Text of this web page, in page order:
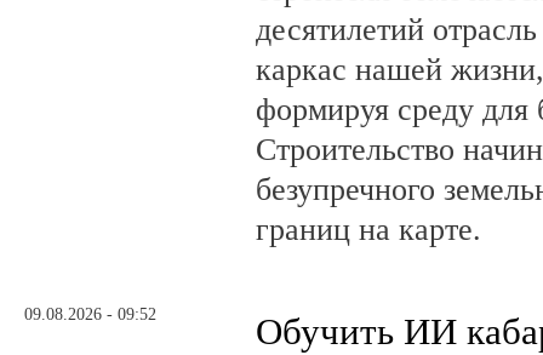
десятилетий
каркас нашей
формируя среду
Строительство
безупречного
границ на карте.
09.08.2026 - 09:52 Обучить ИИ